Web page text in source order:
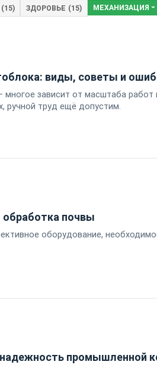
(15) ЗДОРОВЬЕ (15) МЕХАНИЗАЦИЯ
виды, советы и
зависит от масштаба работ
ручной труд ещё допустим.
почвы
оборудование,
промышленной